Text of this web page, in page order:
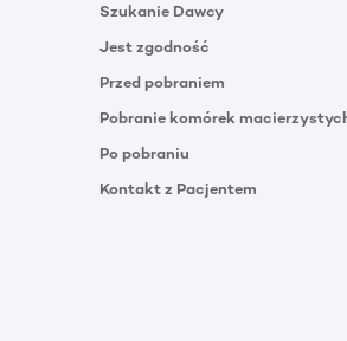
Szukanie Dawcy
Jest zgodność
Przed pobraniem
Pobranie komórek
Po pobraniu
Kontakt z Pacjentem